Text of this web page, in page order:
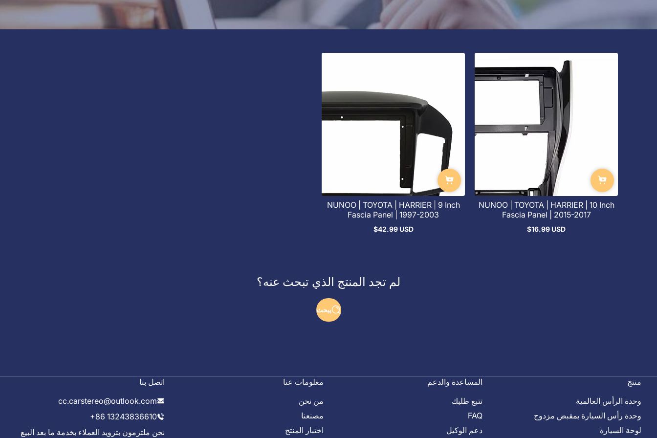
NUNOO | TOYOTA | HARRIER | 10 Inch
Fascia Panel | 2015-2017
السعر
$16.99 USD
NUNOO | TOYOTA | HARRIER | 9 Inch
Fascia Panel | 1997-2003
السعر
$42.99 USD
لم تجد المنتج الذي تبحث عنه؟
يبحث
منتج
وحدة الرأس العالمية
وحدة رأس السيارة بمقبض مزدوج
لوحة السيارة
المساعدة والدعم
تتبع طلبك
FAQ
دعم الوكيل
معلومات عنا
من نحن
مصنعنا
اختبار المنتج
اتصل بنا
cc.carstereo@outlook.com
+86 13243836610
نحن ملتزمون بتزويد العملاء بخدمة ما بعد البيع